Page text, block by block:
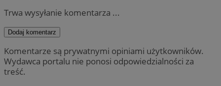
Trwa wysyłanie komentarza ...
Dodaj komentarz
Komentarze są prywatnymi opiniami użytkowników.
Wydawca portalu nie ponosi odpowiedzialności za
treść.